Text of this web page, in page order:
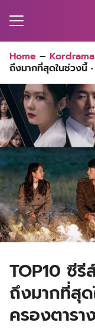
for:
Home – Kordrama
ถึงมากที่สุดในช่วงนี้
TOP10 ซี
ถึงมากที่สุด
ครองตารา